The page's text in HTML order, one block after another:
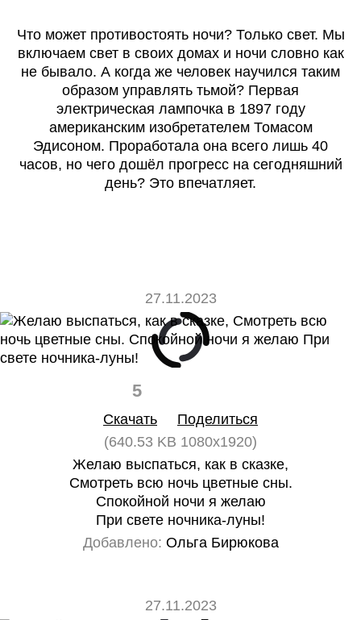
Что может противостоять ночи? Только свет. Мы
включаем свет в своих домах и ночи словно как
не бывало. А когда же человек научился таким
образом управлять тьмой? Первая
электрическая лампочка в 1897 году
американским изобретателем Томасом
Эдисоном. Проработала она всего лишь 40
часов, но чего дошёл прогресс на сегодняшний
день? Это впечатляет.
27.11.2023
5
Скачать
Поделиться
(640.53 KB 1080x1920)
Желаю выспаться, как в сказке,
Смотреть всю ночь цветные сны.
Спокойной ночи я желаю
При свете ночника-луны!
Добавлено: Ольга Бирюкова
27.11.2023